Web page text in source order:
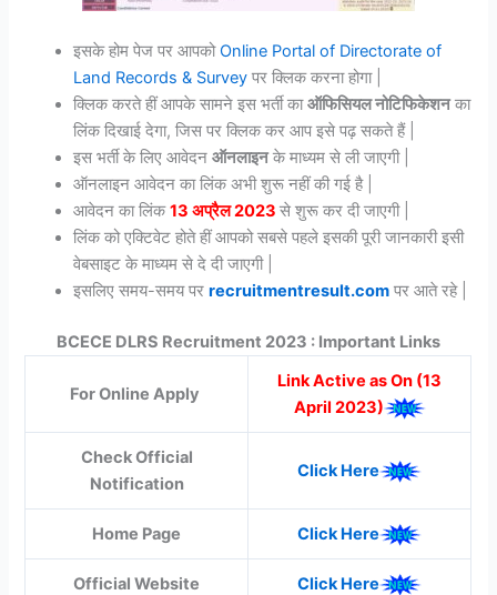
इसके होम पेज पर आपकोOnline Portal of Directorate of
Land Records & Survey पर क्लिक करना होगा |
क्लिक करते हीं आपके सामने इस भर्ती काऑफिसियल नोटिफिकेशनका
लिंक दिखाई देगा, जिस पर क्लिक कर आप इसे पढ़ सकते हैं |
इस भर्ती के लिए आवेदनऑनलाइनके माध्यम से ली जाएगी |
ऑनलाइन आवेदन का लिंक अभी शुरू नहीं की गई है |
आवेदन का लिंक13 अप्रैल 2023 से शुरू कर दी जाएगी |
लिंक को एक्टिवेट होते हीं आपको सबसे पहले इसकी पूरी जानकारी इसी
वेबसाइट के माध्यम से दे दी जाएगी |
इसलिए समय-समय परrecruitmentresult.com पर आते रहे |
BCECE DLRS Recruitment 2023 : Important Links
For Online Apply
Link Active as On (13
April 2023)
Check Official
Notification
Click Here
Home Page Click Here
Official Website Click Here